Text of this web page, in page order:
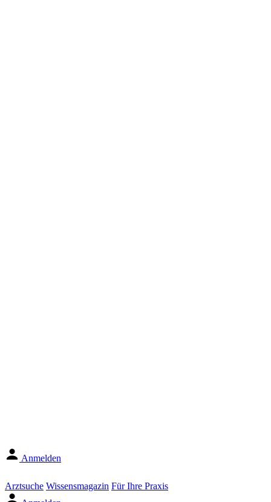
Anmelden
Arztsuche Wissensmagazin Für Ihre Praxis